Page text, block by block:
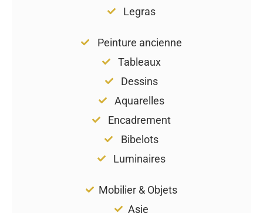
Legras
Peinture ancienne
Tableaux
Dessins
Aquarelles
Encadrement
Bibelots
Luminaires
Mobilier & Objets
Asie